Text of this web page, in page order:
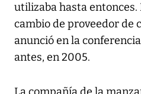
utilizaba hasta entonces.
cambio de proveedor de
anunció en la
antes, en 2005.